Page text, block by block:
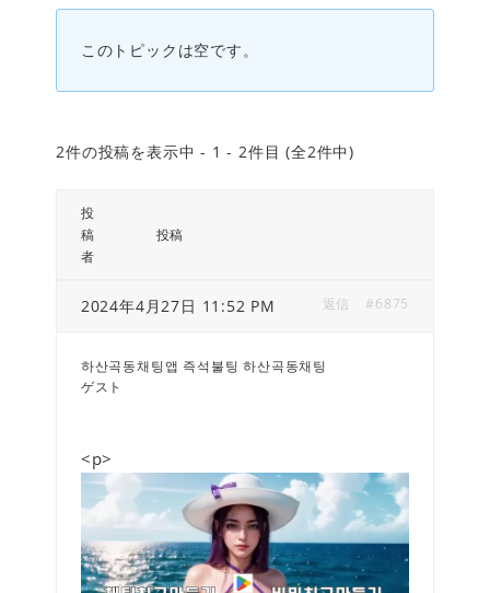
このトピックは空です。
2件の投稿を表示中 - 1 - 2件目 (全2件中)
投
稿
者
投稿
2024年4月27日 11:52 PM #6875
返信
하산곡동채팅앱 즉석불팅 하산곡동채팅
ゲスト
<p>